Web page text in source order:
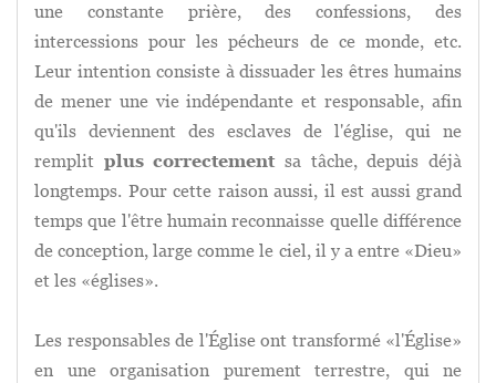
une constante prière, des confessions, des
intercessions pour les pécheurs de ce monde, etc.
Leur intention consiste à dissuader les êtres humains
de mener une vie indépendante et responsable, afin
qu'ils deviennent des esclaves de l'église, qui ne
remplit plus correctementsa tâche, depuis déjà
longtemps. Pour cette raison aussi, il est aussi grand
temps que l'être humain reconnaisse quelle différence
de conception, large comme le ciel, il y a entre «Dieu»
et les «églises».
Les responsables de l'Église ont transformé «l'Église»
en une organisation purement terrestre, qui ne